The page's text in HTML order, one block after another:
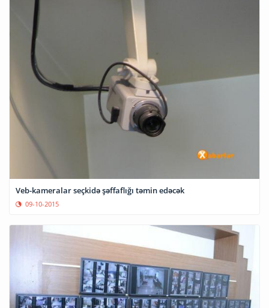
Veb-kameralar seçkidə şəffaflığı təmin edəcək
09-10-2015